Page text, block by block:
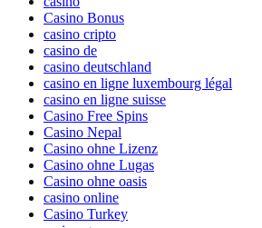
Casino Bonus
casino cripto
casino de
casino deutschland
casino en ligne luxembourg légal
casino en ligne suisse
Casino Free Spins
Casino Nepal
Casino ohne Lizenz
Casino ohne Lugas
Casino ohne oasis
casino online
Casino Turkey